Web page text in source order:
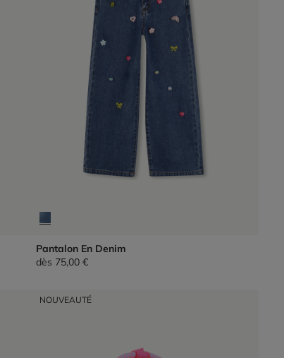
Pantalon En Denim
dès 75,00 €
NOUVEAUTÉ